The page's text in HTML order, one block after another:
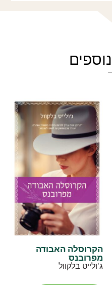
הקרוסלה האבודה
מפרובנס
ג'ולייט בלקוול